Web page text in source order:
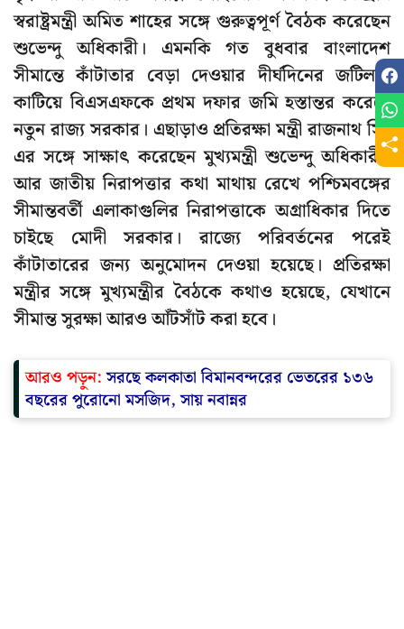
স্বরাষ্ট্রমন্ত্রী অমিত শাহের সঙ্গে গুরুত্বপূর্ণ বৈঠক করেছেন
শুভেন্দু অধিকারী। এমনকি গত বুধবার বাংলাদেশ
সীমান্তে কাঁটাতার বেড়া দেওয়ার দীর্ঘদিনের জটিলতা
কাটিয়ে বিএসএফকে প্রথম দফার জমি হস্তান্তর করেছে
নতুন রাজ্য সরকার। এছাড়াও প্রতিরক্ষা মন্ত্রী রাজনাথ সিং
এর সঙ্গে সাক্ষাৎ করেছেন মুখ্যমন্ত্রী শুভেন্দু অধিকারী।
আর জাতীয় নিরাপত্তার কথা মাথায় রেখে পশ্চিমবঙ্গের
সীমান্তবর্তী এলাকাগুলির নিরাপত্তাকে অগ্রাধিকার দিতে
চাইছে মোদী সরকার। রাজ্যে পরিবর্তনের পরেই
কাঁটাতারের জন্য অনুমোদন দেওয়া হয়েছে। প্রতিরক্ষা
মন্ত্রীর সঙ্গে মুখ্যমন্ত্রীর বৈঠকে কথাও হয়েছে, যেখানে
সীমান্ত সুরক্ষা আরও আঁটসাঁট করা হবে।
আরও পড়ুন:সরছে কলকাতা বিমানবন্দরের ভেতরের ১৩৬
বছরের পুরোনো মসজিদ, সায় নবান্নর